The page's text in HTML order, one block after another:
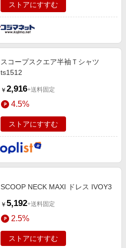
ストアにすすむ
スコープスクエア半袖Ｔシャツ
ts1512
￥ 2,916+送料固定
4.5%
ストアにすすむ
SCOOP NECK MAXI ドレス IVOY3
￥ 5,192+送料固定
2.5%
ストアにすすむ